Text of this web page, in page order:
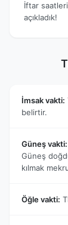
İftar
açıkladık!
İmsak vakti:
belirtir.
Güneş vakti:
Güneş
kılmak
Öğle vakti: